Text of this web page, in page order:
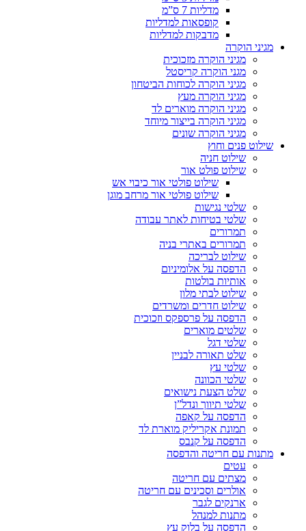
מדליות 7 ס”מ
קופסאות למדליות
מדבקות למדליות
מגיני הוקרה
מגיני הוקרה מזכוכית
מגני הוקרה קריסטל
מגיני הוקרה לכוחות הביטחון
מגיני הוקרה מעץ
מגיני הוקרה מוארים לד
מגיני הוקרה בייצור מיוחד
מגיני הוקרה שונים
שילוט פנים וחוץ
שילוט חניה
שילוט פולט אור
שילוט פולטי אור כיבוי אש
שילוט פולטי אור מרחב מוגן
שלטי נגישות
שלטי בטיחות לאתר עבודה
תמרורים
תמרורים באתרי בניה
שילוט לבריכה
הדפסה על אלומיניום
אותיות בולטות
שילוט לבתי מלון
שילוט חדרים ומשרדים
הדפסה על פרספקס וזכוכית
שלטים מוארים
שלטי דגל
שלט תאורה לבניין
שלטי עץ
שלטי הכוונה
שלט הצעת נישואים
שלטי תיווך ונדל”ן
הדפסה על קאפה
תמונת אקריליק מוארת לד
הדפסה על קנבס
מתנות עם חריטה והדפסה
עטים
מצתים עם חריטה
אולרים וסכינים עם חריטה
ארנקים לגבר
מתנות למנהל
הדפסה על בלוק עץ